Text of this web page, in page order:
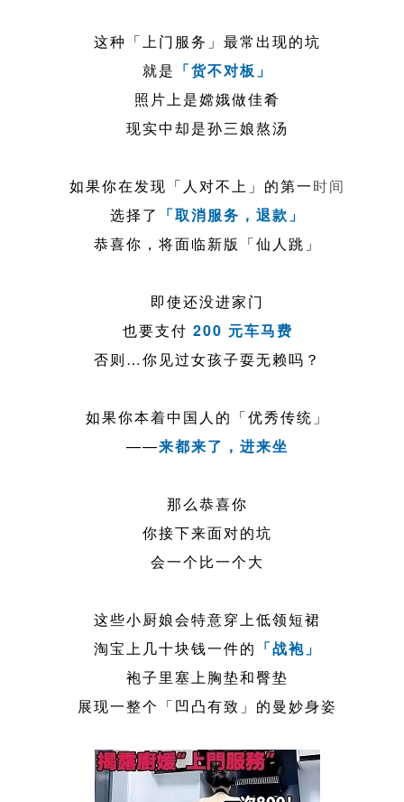
这种「上门服务」最常出现的坑
就是 「货不对板」
照片上是嫦娥做佳肴
现实中却是孙三娘熬汤
如果你在发现「人对不上」的第一时间
选择了 「取消服务，退款」
恭喜你，将面临新版「仙人跳」
即使还没进家门
也要支付 200 元车马费
否则…你见过女孩子耍无赖吗？
如果你本着中国人的「优秀传统」
——来都来了，进来坐
那么恭喜你
你接下来面对的坑
会一个比一个大
这些小厨娘会特意穿上低领短裙
淘宝上几十块钱一件的 「战袍」
袍子里塞上胸垫和臀垫
展现一整个「凹凸有致」的曼妙身姿